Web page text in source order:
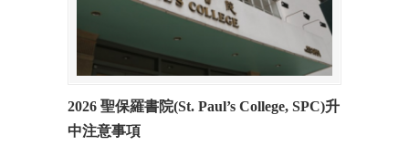
2026 聖保羅書院(St. Paul’s College, SPC)升
中注意事項